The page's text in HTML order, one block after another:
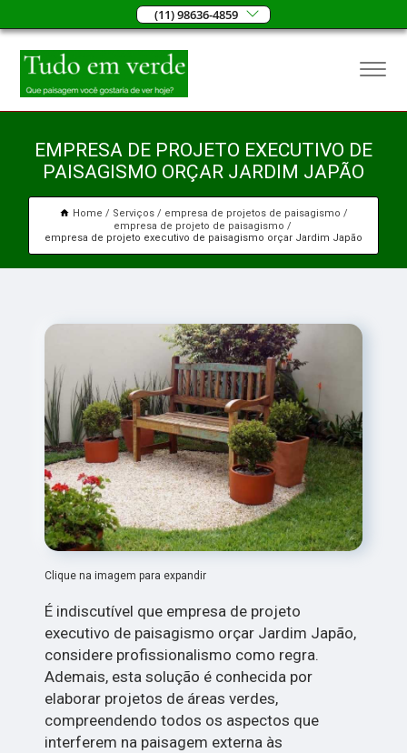
(11) 98636-4859
EMPRESA DE PROJETO EXECUTIVO DE
PAISAGISMO ORÇAR JARDIM JAPÃO
Home Serviços
empresa de projetos de paisagismo
empresa de projeto de paisagismo
empresa de projeto executivo de paisagismo orçar Jardim Japão
Clique na imagem para expandir
É indiscutível que empresa de projeto
executivo de paisagismo orçar Jardim Japão,
considere profissionalismo como regra.
Ademais, esta solução é conhecida por
elaborar projetos de áreas verdes,
compreendendo todos os aspectos que
interferem na paisagem externa às